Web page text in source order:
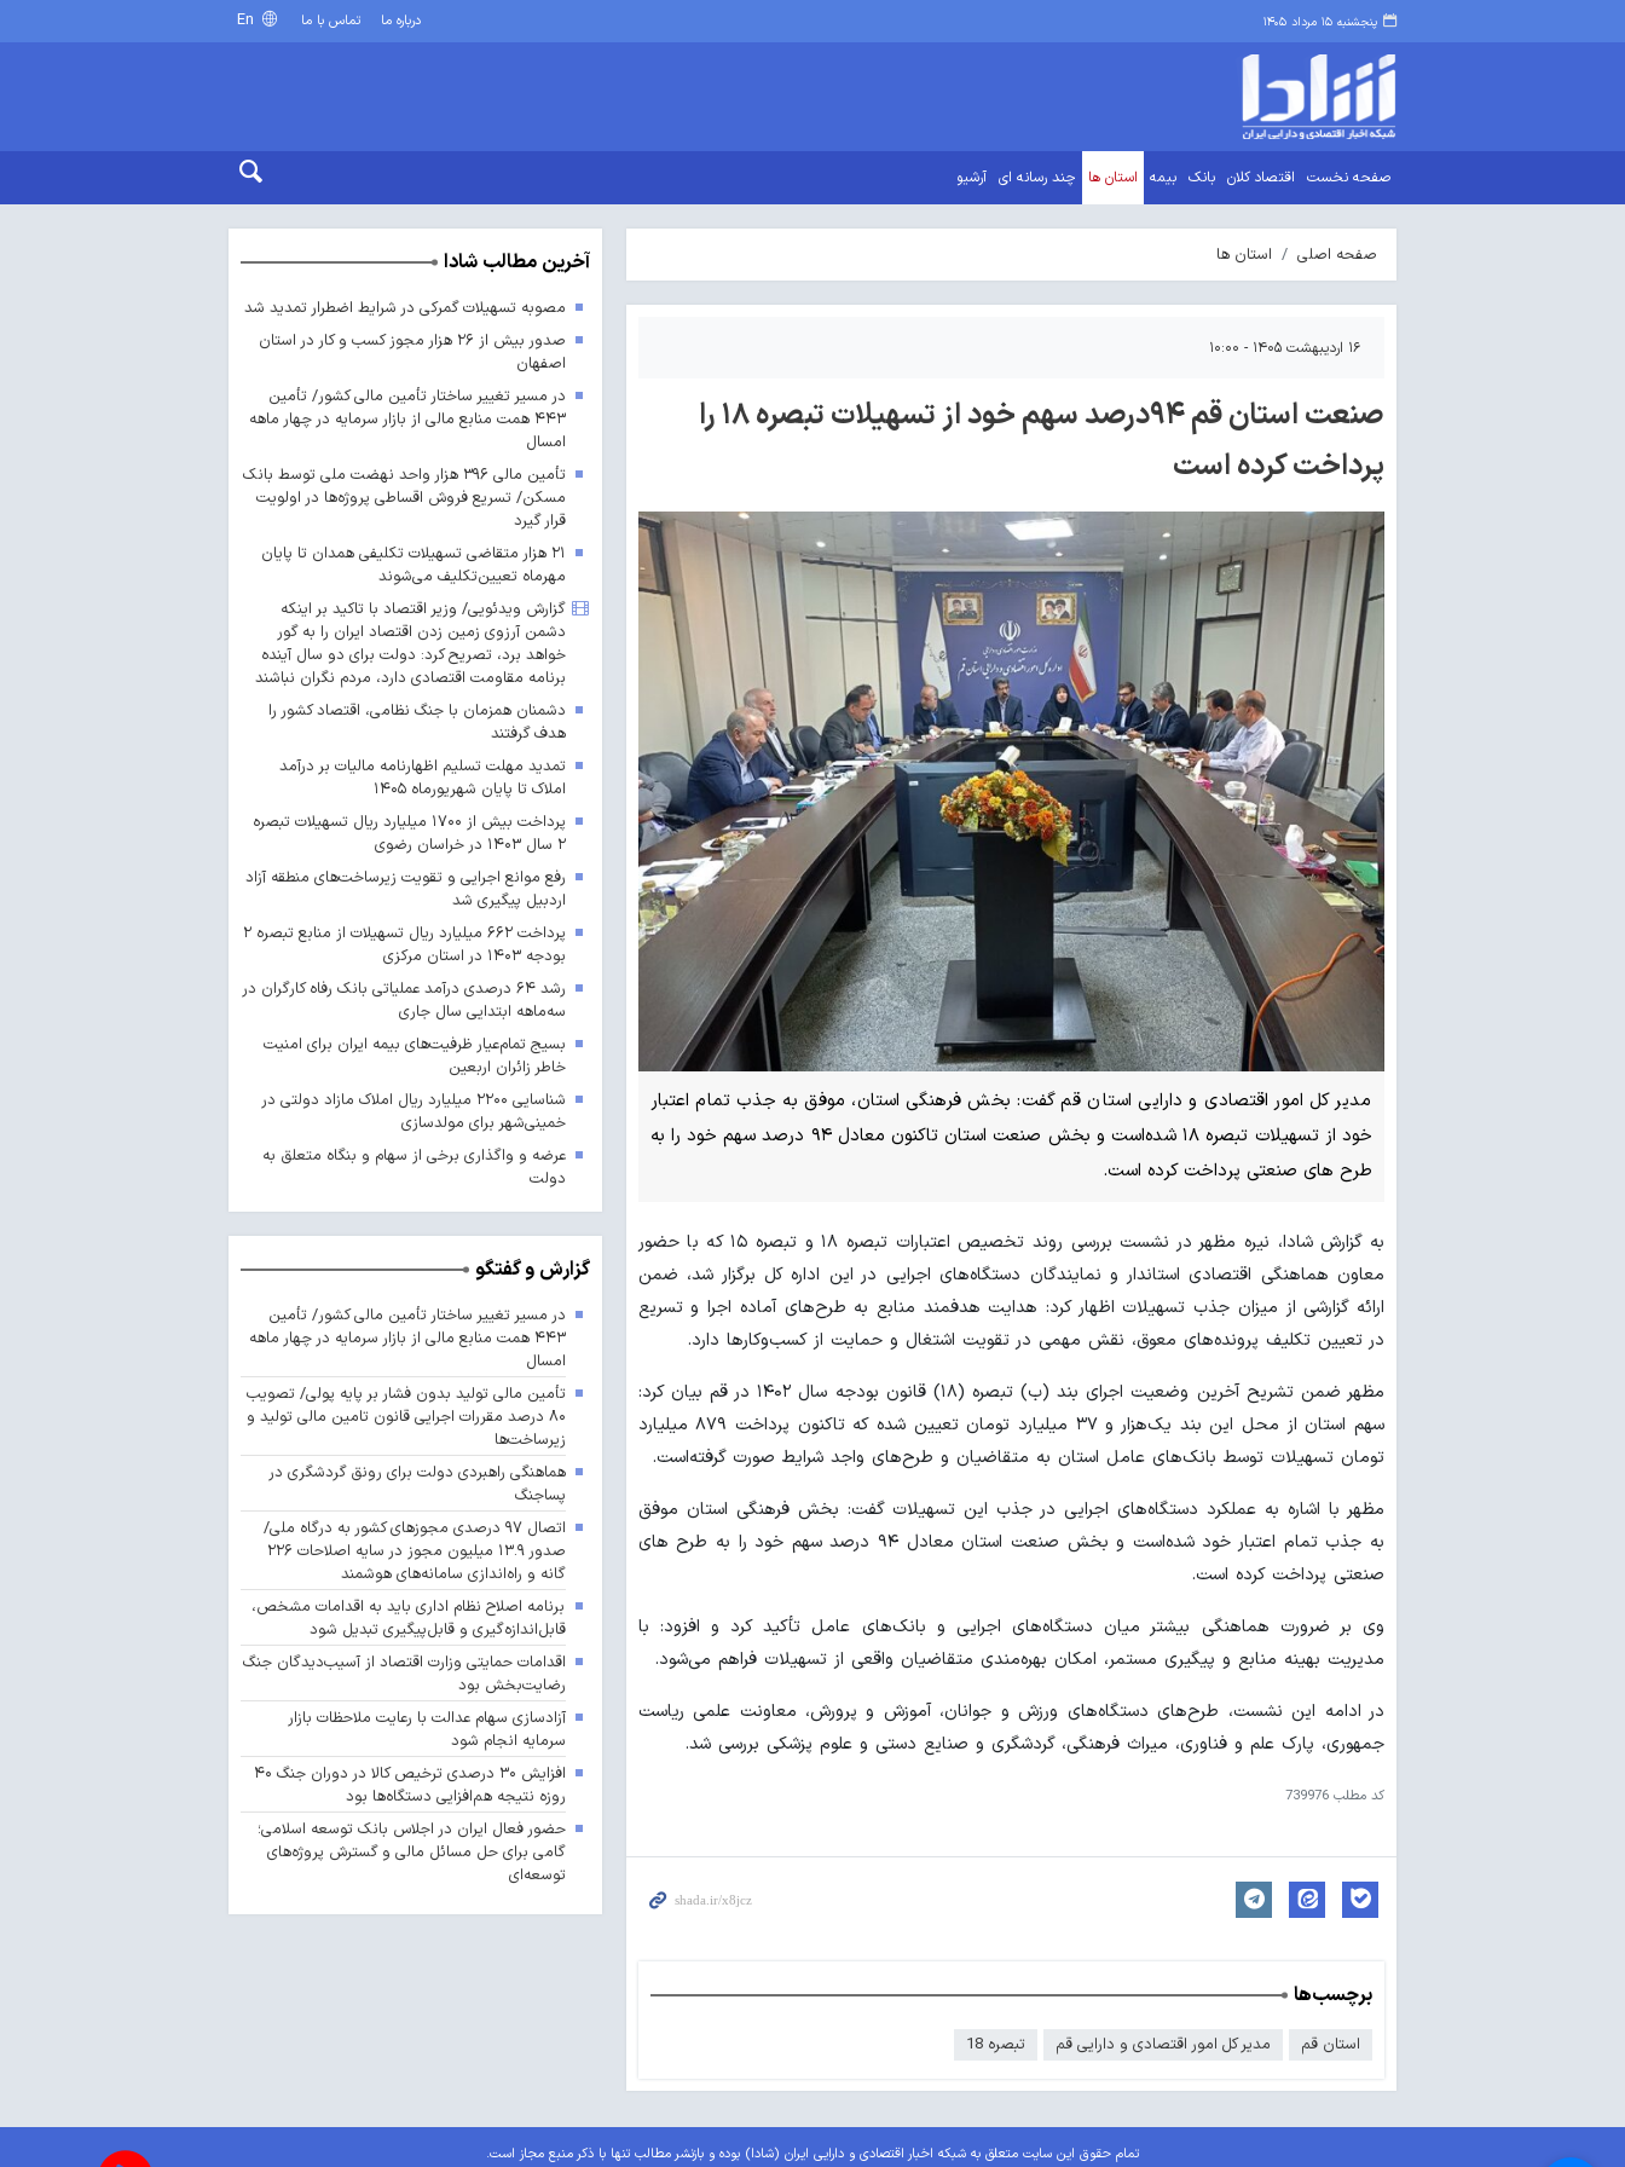
پنجشنبه ۱۵ مرداد ۱۴۰۵ درباره ما تماس با ما
صفحه نخست اقتصاد کلان بانک بیمه استان ها چند رسانه ای آرشیو
صفحه اصلی استان ها
۱۶ اردیبهشت ۱۴۰۵ - ۱۰:۰۰
صنعت استان قم ۹۴درصد سهم خود از تسهیلات تبصره ۱۸ را
پرداخت کرده است
مدیر کل امور اقتصادی و دارایی استان قم گفت: بخش فرهنگی استان، موفق به جذب تمام اعتبار
خود از تسهیلات تبصره ۱۸ شده‌است و بخش صنعت استان‌ تاکنون معادل ۹۴ درصد سهم خود را به
طرح های صنعتی پرداخت کرده است.
به گزارش شادا، نیره مظهر در نشست بررسی روند تخصیص اعتبارات تبصره ۱۸ و تبصره ۱۵ که با حضور
معاون هماهنگی اقتصادی استاندار و نمایندگان دستگاه‌های اجرایی در این اداره کل برگزار شد، ضمن
ارائه گزارشی از میزان جذب تسهیلات اظهار کرد: هدایت هدفمند منابع به طرح‌های آماده اجرا و تسریع
در تعیین تکلیف پرونده‌های معوق، نقش مهمی در تقویت اشتغال و حمایت از کسب‌وکارها دارد.
مظهر ضمن تشریح آخرین وضعیت اجرای بند (ب) تبصره (۱۸) قانون بودجه سال ۱۴۰۲ در قم بیان کرد:
سهم استان از محل این بند یک‌هزار و ۳۷ میلیارد تومان تعیین شده که تاکنون پرداخت ۸۷۹ میلیارد
تومان تسهیلات توسط بانک‌های عامل استان به متقاضیان و طرح‌های واجد شرایط صورت گرفته‌است.
مظهر با اشاره به عملکرد دستگاه‌های اجرایی در جذب این تسهیلات گفت: بخش فرهنگی استان موفق
به جذب تمام اعتبار خود شده‌است و بخش صنعت استان‌ معادل ۹۴ درصد سهم خود را به طرح های
صنعتی پرداخت کرده است.
وی بر ضرورت هماهنگی بیشتر میان دستگاه‌های اجرایی و بانک‌های عامل تأکید کرد و افزود: با
مدیریت بهینه منابع و پیگیری مستمر، امکان بهره‌مندی متقاضیان واقعی از تسهیلات فراهم می‌شود.
در ادامه این نشست، طرح‌های دستگاه‌های ورزش و جوانان، آموزش و پرورش، معاونت علمی ریاست
جمهوری، پارک علم و فناوری، میراث فرهنگی، گردشگری و صنایع دستی و علوم پزشکی بررسی شد.
کد مطلب 739976
برچسب‌ها
استان قم مدیر کل امور اقتصادی و دارایی قم تبصره 18
آخرین مطالب شادا
مصوبه تسهیلات گمرکی در شرایط اضطرار تمدید شد
صدور بیش از ۲۶ هزار مجوز کسب‌ و کار در استان
اصفهان
در مسیر تغییر ساختار تأمین مالی کشور/ تأمین
۴۴۳ همت منابع مالی از بازار سرمایه در چهار ماهه
امسال
تأمین مالی ۳۹۶ هزار واحد نهضت ملی توسط بانک
مسکن/ تسریع فروش اقساطی پروژه‌ها در اولویت
قرار گیرد
۲۱ هزار متقاضی تسهیلات تکلیفی همدان تا پایان
مهرماه تعیین‌تکلیف می‌شوند
گزارش ویدئویی/ وزیر اقتصاد با تاکید بر اینکه
دشمن آرزوی زمین زدن اقتصاد ایران را به گور
خواهد برد، تصریح کرد: دولت برای دو سال آینده
برنامه مقاومت اقتصادی دارد، مردم نگران نباشند
دشمنان همزمان با جنگ نظامی، اقتصاد کشور را
هدف گرفتند
تمدید مهلت تسلیم اظهارنامه مالیات بر درآمد
املاک تا پایان شهریورماه ۱۴۰۵
پرداخت بیش از ۱۷۰۰ میلیارد ریال تسهیلات تبصره
۲ سال ۱۴۰۳ در خراسان رضوی
رفع موانع اجرایی و تقویت زیرساخت‌های منطقه آزاد
اردبیل پیگیری شد
پرداخت ۶۶۲ میلیارد ریال تسهیلات از منابع تبصره ۲
بودجه ۱۴۰۳ در استان مرکزی
رشد ۶۴ درصدی درآمد عملیاتی بانک رفاه کارگران در
سه‌ماهه ابتدایی سال جاری
بسیج تمام‌عیار ظرفیت‌های بیمه ایران برای امنیت
خاطر زائران اربعین
شناسایی ۲۲۰۰ میلیارد ریال املاک مازاد دولتی در
خمینی‌شهر برای مولدسازی
عرضه و واگذاری برخی از سهام و بنگاه متعلق به
دولت
گزارش و گفتگو
در مسیر تغییر ساختار تأمین مالی کشور/ تأمین
۴۴۳ همت منابع مالی از بازار سرمایه در چهار ماهه
امسال
تأمین مالی تولید بدون فشار بر پایه پولی/ تصویب
۸۰ درصد مقررات اجرایی قانون تامین مالی تولید و
زیرساخت‌ها
هماهنگی راهبردی دولت برای رونق گردشگری در
پساجنگ
اتصال ۹۷ درصدی مجوزهای کشور به درگاه ملی/
صدور ۱۳.۹ میلیون مجوز در سایه اصلاحات ۲۲۶
گانه و راه‌اندازی سامانه‌های هوشمند
برنامه اصلاح نظام اداری باید به اقدامات مشخص،
قابل‌اندازه‌گیری و قابل‌پیگیری تبدیل شود
اقدامات حمایتی وزارت اقتصاد از آسیب‌دیدگان جنگ
رضایت‌بخش بود
آزادسازی سهام عدالت با رعایت ملاحظات بازار
سرمایه انجام شود
افزایش ۳۰ درصدی ترخیص کالا در دوران جنگ ۴۰
روزه نتیجه هم‌افزایی دستگاه‌ها بود
حضور فعال ایران در اجلاس بانک توسعه اسلامی؛
گامی برای حل مسائل مالی و گسترش پروژه‌های
توسعه‌ای
تمام حقوق این سایت متعلق به شبکه اخبار اقتصادی و دارایی ایران (شادا) بوده و بازنشر مطالب تنها با ذکر منبع مجاز است.